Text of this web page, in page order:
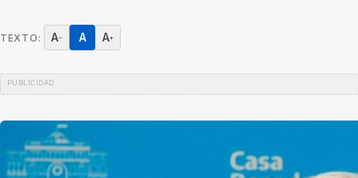
TEXTO: A− A A+